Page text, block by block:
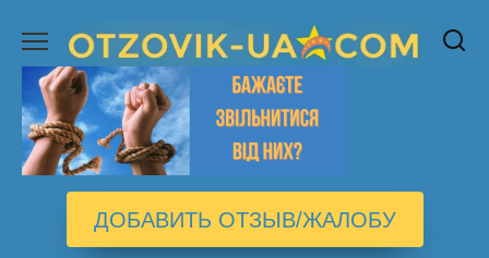
содержанию
ДОБАВИТЬ ОТЗЫВ/ЖАЛОБУ